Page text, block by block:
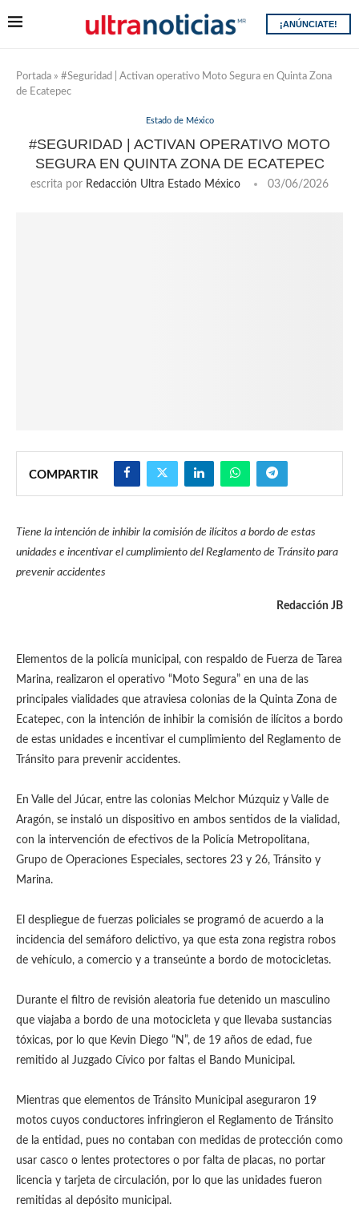
¡ANÚNCIATE!
Portada » #Seguridad | Activan operativo Moto Segura en Quinta Zona
de Ecatepec
Estado de México
#SEGURIDAD | ACTIVAN OPERATIVO MOTO
SEGURA EN QUINTA ZONA DE ECATEPEC
escrita por Redacción Ultra Estado México 03/06/2026
COMPARTIR
Tiene la intención de inhibir la comisión de ilícitos a bordo de estas
unidades e incentivar el cumplimiento del Reglamento de Tránsito para
prevenir accidentes
Redacción JB
Elementos de la policía municipal, con respaldo de Fuerza de Tarea
Marina, realizaron el operativo “Moto Segura” en una de las
principales vialidades que atraviesa colonias de la Quinta Zona de
Ecatepec, con la intención de inhibir la comisión de ilícitos a bordo
de estas unidades e incentivar el cumplimiento del Reglamento de
Tránsito para prevenir accidentes.
En Valle del Júcar, entre las colonias Melchor Múzquiz y Valle de
Aragón, se instaló un dispositivo en ambos sentidos de la vialidad,
con la intervención de efectivos de la Policía Metropolitana,
Grupo de Operaciones Especiales, sectores 23 y 26, Tránsito y
Marina.
El despliegue de fuerzas policiales se programó de acuerdo a la
incidencia del semáforo delictivo, ya que esta zona registra robos
de vehículo, a comercio y a transeúnte a bordo de motocicletas.
Durante el filtro de revisión aleatoria fue detenido un masculino
que viajaba a bordo de una motocicleta y que llevaba sustancias
tóxicas, por lo que Kevin Diego “N”, de 19 años de edad, fue
remitido al Juzgado Cívico por faltas el Bando Municipal.
Mientras que elementos de Tránsito Municipal aseguraron 19
motos cuyos conductores infringieron el Reglamento de Tránsito
de la entidad, pues no contaban con medidas de protección como
usar casco o lentes protectores o por falta de placas, no portar
licencia y tarjeta de circulación, por lo que las unidades fueron
remitidas al depósito municipal.